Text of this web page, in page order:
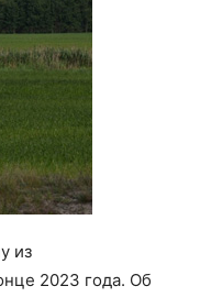
из
2023 года. Об